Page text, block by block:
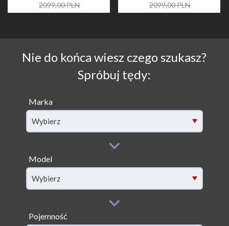
2099,00 PLN 2099,00 PLN
Nie do końca wiesz czego szukasz?
Spróbuj tędy:
Marka
Wybierz
Model
filter[model]
Wybierz
Pojemność